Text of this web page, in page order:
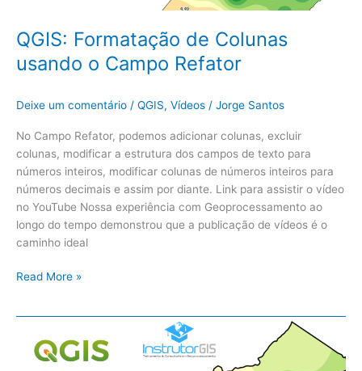
QGIS: Formatação de Colunas
usando o Campo Refator
Deixe um comentário / QGIS, Vídeos / Jorge Santos
No Campo Refator, podemos adicionar colunas, excluir
colunas, modificar a estrutura dos campos de texto para
números inteiros, modificar colunas de números inteiros para
números decimais e assim por diante. Link para assistir o vídeo
no YouTube Nossa experiência com Geoprocessamento ao
longo do tempo demonstrou que a publicação de vídeos é o
caminho ideal
Read More »
Reclassificação